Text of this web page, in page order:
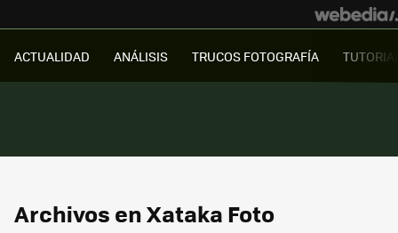
ACTUALIDAD ANÁLISIS TRUCOS FOTOGRAFÍA
Archivos en Xataka Foto